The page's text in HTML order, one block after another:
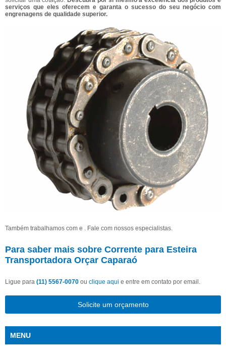
serviços que eles oferecem e garanta o sucesso do seu negócio com
engrenagens de qualidade superior.
Também trabalhamos com e . Fale com nossos especialistas.
Para saber mais sobre Corrente para Esteira
Transportadora Orçar Caparaó
Ligue para (11) 5567-0070 ou clique aqui e entre em contato por email.
Solicite um orçamento
MENU